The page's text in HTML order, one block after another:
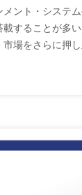
メント・システ
載することが多
市場をさらに押